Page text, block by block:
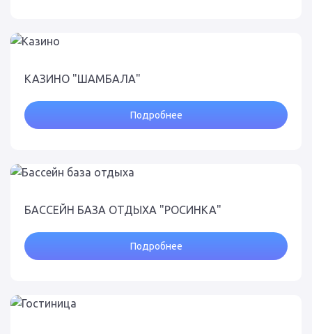
КАЗИНО "ШАМБАЛА"
Подробнее
БАССЕЙН БАЗА ОТДЫХА "РОСИНКА"
Подробнее